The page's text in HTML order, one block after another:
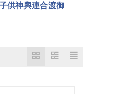
供神輿連合渡御